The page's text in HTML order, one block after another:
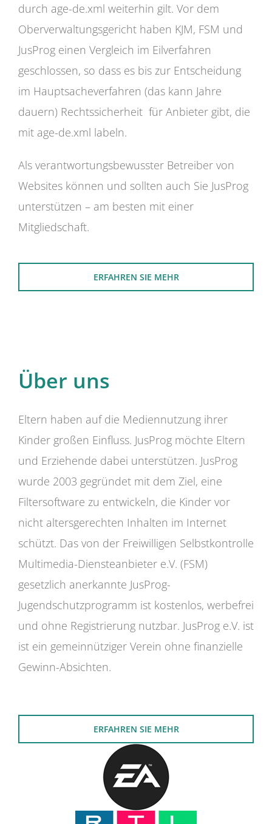
durch age-de.xml weiterhin gilt. Vor dem
Oberverwaltungsgericht haben KJM, FSM und
JusProg einen Vergleich im Eilverfahren
geschlossen, so dass es bis zur Entscheidung
im Hauptsacheverfahren (das kann Jahre
dauern) Rechtssicherheit für Anbieter gibt, die
mit age-de.xml labeln.
Als verantwortungsbewusster Betreiber von
Websites können und sollten auch Sie JusProg
unterstützen – am besten mit einer
Mitgliedschaft.
ERFAHREN SIE MEHR
Über uns
Eltern haben auf die Mediennutzung ihrer
Kinder großen Einfluss. JusProg möchte Eltern
und Erziehende dabei unterstützen. JusProg
wurde 2003 gegründet mit dem Ziel, eine
Filtersoftware zu entwickeln, die Kinder vor
nicht altersgerechten Inhalten im Internet
schützt. Das von der Freiwilligen Selbstkontrolle
Multimedia-Diensteanbieter e.V. (FSM)
gesetzlich anerkannte JusProg-
Jugendschutzprogramm ist kostenlos, werbefrei
und ohne Registrierung nutzbar. JusProg e.V. ist
ist ein gemeinnütziger Verein ohne finanzielle
Gewinn-Absichten.
ERFAHREN SIE MEHR